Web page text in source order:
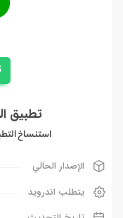
تطبيق
استنساخ
الإصدار الحالي
يتطلب اندرويد